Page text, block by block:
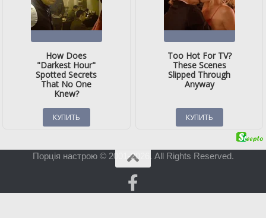
Порція настрою © 2001-2026. All Rights Reserved.